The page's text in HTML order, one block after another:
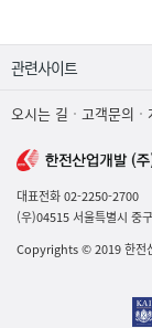
오시는 길 고객문의
대표전화 02-2250-2700
(우)04515 서울특별시 중
Copyrights©2019 한전